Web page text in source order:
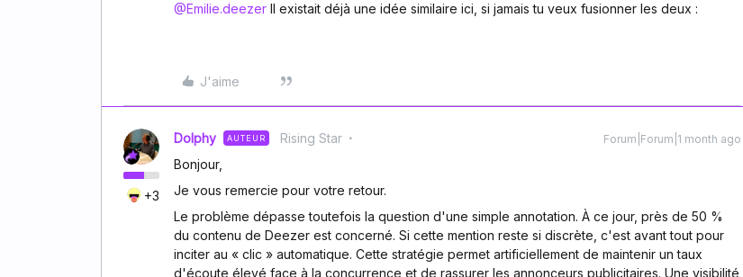
@Emilie.deezer Il existait déjà une idée similaire ici, si jamais tu veux fusionner les deux :
J'aime
+3
Dolphy AUTEUR Rising Star Forum|Forum|1 month ago
Bonjour,
Je vous remercie pour votre retour.
Le problème dépasse toutefois la question d'une simple annotation. À ce jour, près de 50 %
du contenu de Deezer est concerné. Si cette mention reste si discrète, c'est avant tout pour
inciter au « clic » automatique. Cette stratégie permet artificiellement de maintenir un taux
d'écoute élevé face à la concurrence et de rassurer les annonceurs publicitaires. Une visibilité